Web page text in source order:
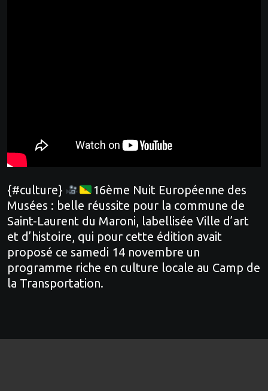
{#culture}
16ème Nuit Européenne des
Musées : belle réussite pour la commune de
Saint-Laurent du Maroni, labellisée Ville d’art
et d’histoire, qui pour cette édition avait
proposé ce samedi 14 novembre un
programme riche en culture locale au Camp de
la Transportation.